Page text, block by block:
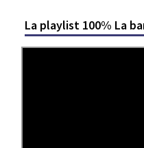
La playlist 100% La